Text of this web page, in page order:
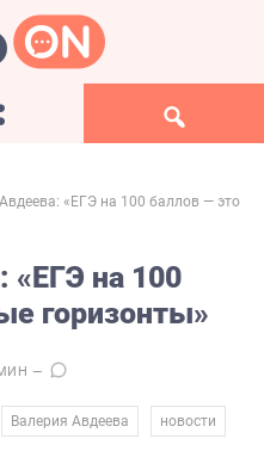
«ЕГЭ на 100 баллов — это
«ЕГЭ на 100
горизонты»
—
Валерия Авдеева новости